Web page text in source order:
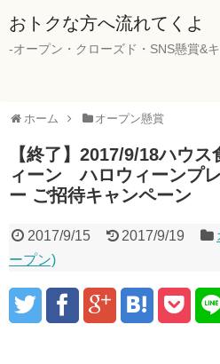
おトクな方へ流れてくよ
-オープン・クローズド・SNS懸賞&
ホーム オープン懸賞
【終了】2017/9/18ハウ
ィーン ハロウィーンプ
ー ご招待キャンペーン
2017/9/15 2017/9/19
ープン)